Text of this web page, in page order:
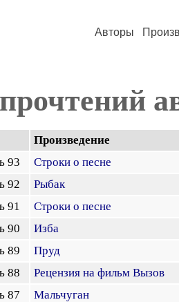
Авторы
Произведение
93
Строки о песне
92
Рыбак
91
Строки о песне
90
Изба
89
Пруд
88
Рецензия на фильм Вызов
87
Мальчуган